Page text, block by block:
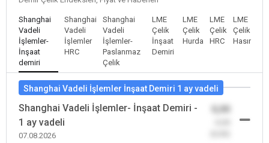
Shanghai
Vadeli
İşlemler-
İnşaat
demiri
Shanghai
Vadeli
İşlemler
HRC
Shanghai
Vadeli
İşlemler-
Paslanmaz
Çelik
LME
Çelik
İnşaat
Demiri
LME
Çelik
Hurda
LME
Çelik
HRC
LME
Çelik
Hasır
Shanghai Vadeli İşlemler İnşaat Demiri 1 ay vadeli
Shanghai Vadeli İşlemler- İnşaat Demiri -
1 ay vadeli
07.08.2026